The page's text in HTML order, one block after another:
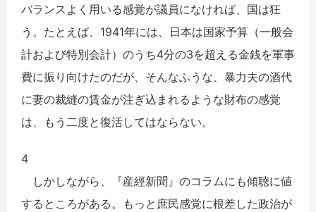
バランスよく用いる感覚が議員になければ、国は狂
う。たとえば、1941年には、日本は国家予算（一般会
計および特別会計）のうち4分の3を超える金銭を軍事
費に振り向けたのだが、そんなふうな、暴力夫の酒代
に妻の裁縫の賃金が注ぎ込まれるような財布の感覚
は、もう二度と復活してはならない。
4
しかしながら、『産經新聞』のコラムにも傾聴に値
するところがある。もっと庶民感覚に根差した政治が